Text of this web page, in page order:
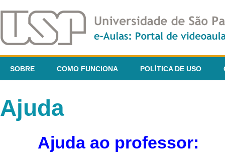
SOBRE COMO FUNCIONA POLÍTICA DE USO
Ajuda
Ajuda ao professor: